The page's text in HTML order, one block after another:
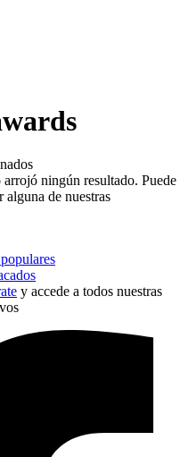
ningún resultado. Puede
alguna de nuestras
y accede a todos nuestras